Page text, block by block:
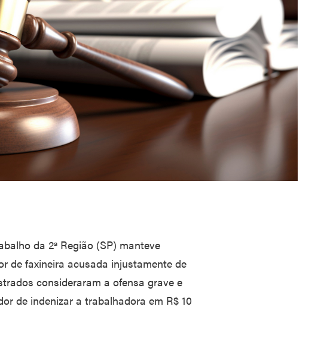
da 2ª Região (SP) manteve
de faxineira acusada injustamente de
consideraram a ofensa grave e
de indenizar a trabalhadora em R$ 10